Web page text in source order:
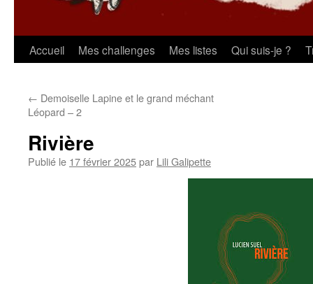
Aller
contenu
Accueil Mes challenges Mes listes Qui suis-je ?
← Demoiselle Lapine et le grand méchant
Léopard – 2
Rivière
Publié le 17 février 2025par Lili Galipette